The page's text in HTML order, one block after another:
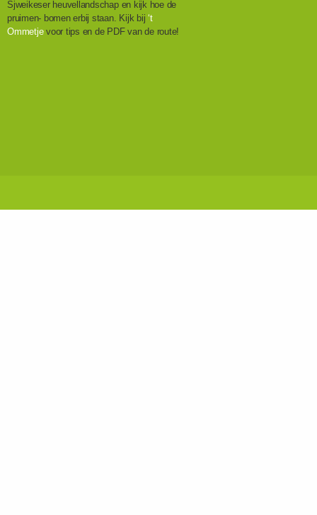
Sjweikeser heuvellandschap en kijk hoe de
pruimen- bomen erbij staan. Kijk bij‘t
Ommetjevoor tips en de PDF van de route!